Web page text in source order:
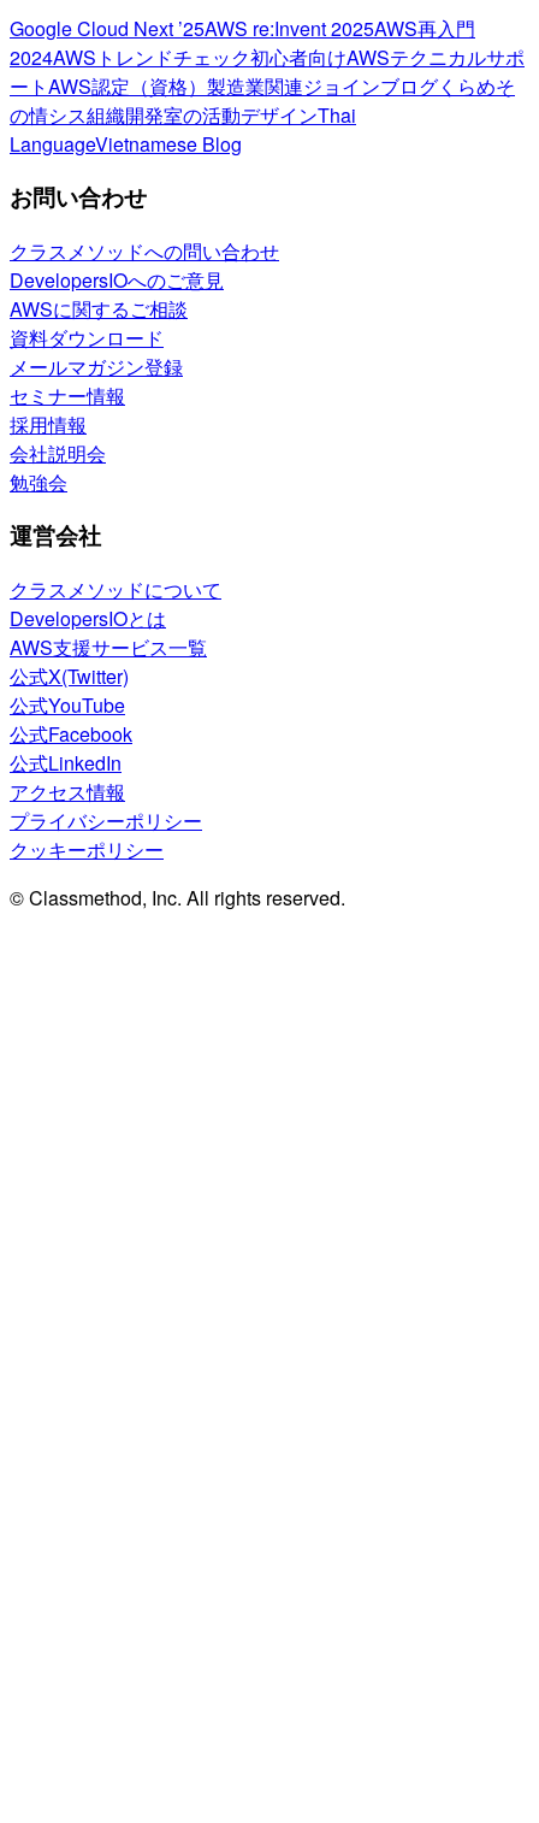
Google Cloud Next ’25AWS re:Invent 2025AWS再入門
2024AWSトレンドチェック初心者向けAWSテクニカルサポ
ートAWS認定（資格） 製造業関連ジョインブログくらめそ
の情シス組織開発室の活動デザインThai
LanguageVietnamese Blog
お問い合わせ
クラスメソッドへの問い合わせ
DevelopersIOへのご意見
AWSに関するご相談
資料ダウンロード
メールマガジン登録
セミナー情報
採用情報
会社説明会
勉強会
運営会社
クラスメソッドについて
DevelopersIOとは
AWS支援サービス一覧
公式X(Twitter)
公式YouTube
公式Facebook
公式LinkedIn
アクセス情報
プライバシーポリシー
クッキーポリシー
© Classmethod, Inc. All rights reserved.